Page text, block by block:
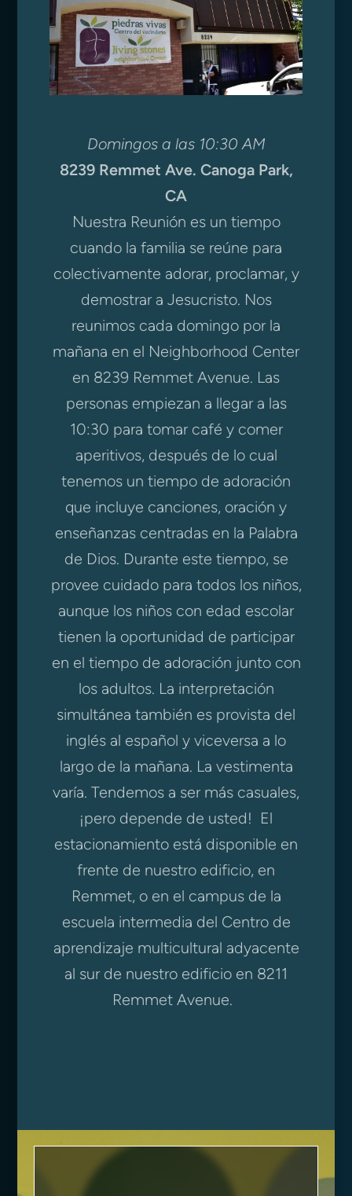
Domingos a las 10:30 AM
8239 Remmet Ave. Canoga Park,
CA
Nuestra Reunión es un tiempo
cuando la familia se reúne para
colectivamente adorar, proclamar, y
demostrar a Jesucristo. Nos
reunimos cada domingo por la
mañana en el Neighborhood Center
en 8239 Remmet Avenue. Las
personas empiezan a llegar a las
10:30 para tomar café y comer
aperitivos, después de lo cual
tenemos un tiempo de adoración
que incluye canciones, oración y
enseñanzas centradas en la Palabra
de Dios. Durante este tiempo, se
provee cuidado para todos los niños,
aunque los niños con edad escolar
tienen la oportunidad de participar
en el tiempo de adoración junto con
los adultos. La interpretación
simultánea también es provista del
inglés al español y viceversa a lo
largo de la mañana. La vestimenta
varía. Tendemos a ser más casuales,
¡pero depende de usted! El
estacionamiento está disponible en
frente de nuestro edificio, en
Remmet, o en el campus de la
escuela intermedia del Centro de
aprendizaje multicultural adyacente
al sur de nuestro edificio en 8211
Remmet Avenue.